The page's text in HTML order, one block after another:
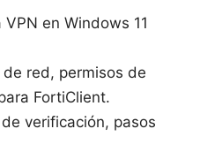
en Windows 11
red, permisos de
FortiClient.
verificación, pasos